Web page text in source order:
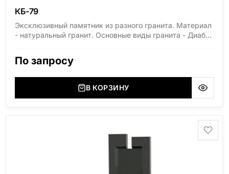
КБ-79
Эксклюзивный памятник из разного гранита. Материал
- натуральный гранит. Основные виды гранита - Диабаз
(Украина, Житомерская область), Лабродарит
(Украина, Житомерская область), Сюксюансаари
(Россия, Карелия), Амфиболит (Россия, Мурманская
По запросу
В КОРЗИНУ